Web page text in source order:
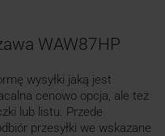
WAW87HP
wysyłki jaką jest
cenowo opcja, ale też
lub listu. Przede
przesyłki we wskazane